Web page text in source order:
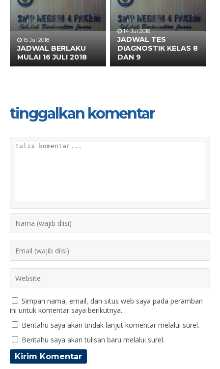
15 Jul 2018
JADWAL BERLAKU
MULAI 16 JULI 2018
14 Jul 2018
JADWAL TES
DIAGNOSTIK KELAS 8
DAN 9
tinggalkan komentar
Simpan nama, email, dan situs web saya pada peramban
ini untuk komentar saya berikutnya.
Beritahu saya akan tindak lanjut komentar melalui surel.
Beritahu saya akan tulisan baru melalui surel.